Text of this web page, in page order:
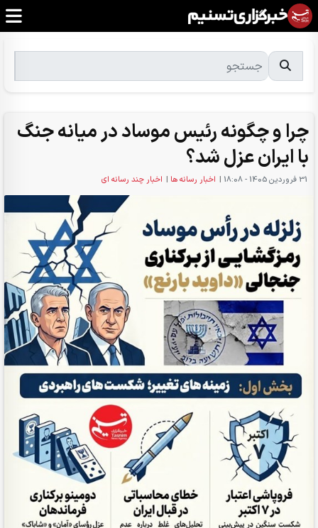
چرا و چگونه رئیس موساد در میانه جنگ
با ایران عزل شد؟
31 فروردين 1405 - 18:08 | اخبار رسانه ها | اخبار چند رسانه ای